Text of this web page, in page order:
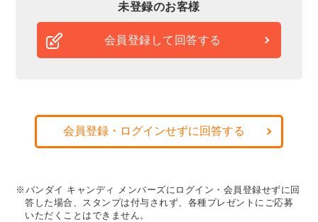
未登録のお客様
会員登録して回答する
会員登録・ログインせずに回答する
※バンダイ キャンディ メンバーズにログイン・会員登録せずに回
答した場合、スタンプは付与されず、各種プレゼントにご応募
いただくことはできません。